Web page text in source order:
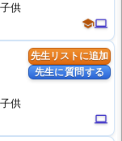
schoolcomputer
供
先生リストに追加
先生に質問する
computer
供